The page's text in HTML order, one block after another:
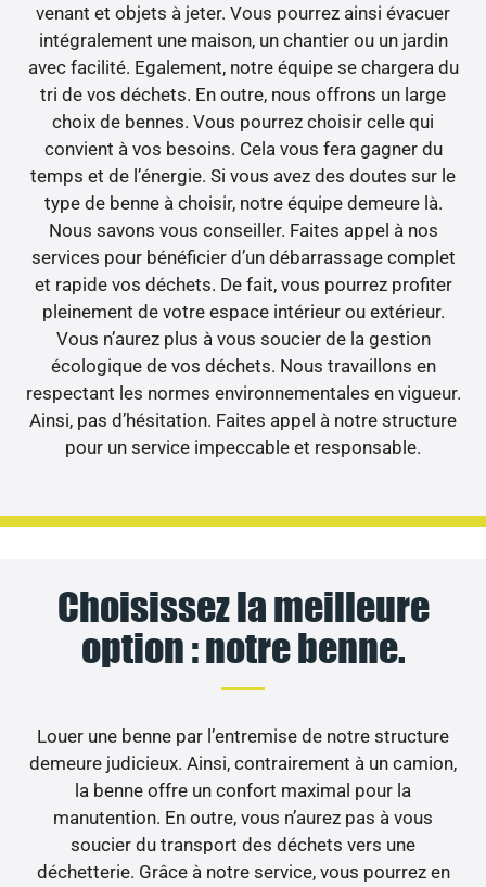
venant et objets à jeter. Vous pourrez ainsi évacuer
intégralement une maison, un chantier ou un jardin
avec facilité. Egalement, notre équipe se chargera du
tri de vos déchets. En outre, nous offrons un large
choix de bennes. Vous pourrez choisir celle qui
convient à vos besoins. Cela vous fera gagner du
temps et de l’énergie. Si vous avez des doutes sur le
type de benne à choisir, notre équipe demeure là.
Nous savons vous conseiller. Faites appel à nos
services pour bénéficier d’un débarrassage complet
et rapide vos déchets. De fait, vous pourrez profiter
pleinement de votre espace intérieur ou extérieur.
Vous n’aurez plus à vous soucier de la gestion
écologique de vos déchets. Nous travaillons en
respectant les normes environnementales en vigueur.
Ainsi, pas d’hésitation. Faites appel à notre structure
pour un service impeccable et responsable.
Choisissez la meilleure
option : notre benne.
Louer une benne par l’entremise de notre structure
demeure judicieux. Ainsi, contrairement à un camion,
la benne offre un confort maximal pour la
manutention. En outre, vous n’aurez pas à vous
soucier du transport des déchets vers une
déchetterie. Grâce à notre service, vous pourrez en